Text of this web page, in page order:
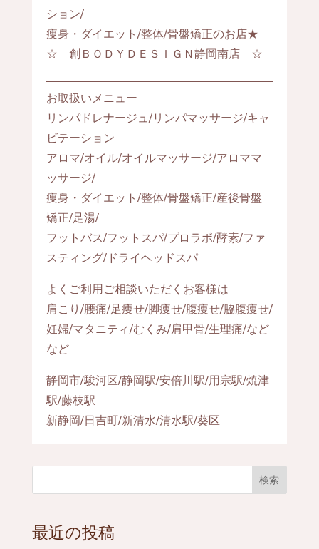
ション/
痩身・ダイエット/整体/骨盤矯正のお店★
☆ 創ＢＯＤＹＤＥＳＩＧＮ静岡南店 ☆
お取扱いメニュー
リンパドレナージュ/リンパマッサージ/キャ
ビテーション
アロマ/オイル/オイルマッサージ/アロママ
ッサージ/
痩身・ダイエット/整体/骨盤矯正/産後骨盤
矯正/足湯/
フットバス/フットスパ/プロラボ/酵素/ファ
スティング/ドライヘッドスパ
よくご利用ご相談いただくお客様は
肩こり/腰痛/足痩せ/脚痩せ/腹痩せ/脇腹痩せ/
妊婦/マタニティ/むくみ/肩甲骨/生理痛/など
など
静岡市/駿河区/静岡駅/安倍川駅/用宗駅/焼津
駅/藤枝駅
新静岡/日吉町/新清水/清水駅/葵区
検索
最近の投稿